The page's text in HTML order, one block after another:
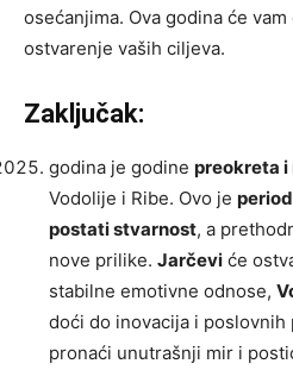
osećanjima. Ova godina će
ostvarenje vaših ciljeva.
Zaključak:
godina je godine preokreta i
Vodolije i Ribe. Ovo je
postati stvarnost, a
nove prilike. Jarčevi će
stabilne emotivne odnose,
doći do inovacija i poslovnih
pronaći unutrašnji mir i